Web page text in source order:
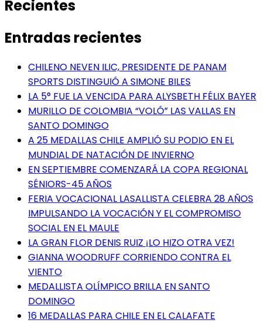
Recientes
Entradas recientes
CHILENO NEVEN ILIC, PRESIDENTE DE PANAM
SPORTS DISTINGUIÓ A SIMONE BILES
LA 5° FUE LA VENCIDA PARA ALYSBETH FÉLIX BAYER
MURILLO DE COLOMBIA “VOLÓ” LAS VALLAS EN
SANTO DOMINGO
A 25 MEDALLAS CHILE AMPLIÓ SU PODIO EN EL
MUNDIAL DE NATACIÓN DE INVIERNO
EN SEPTIEMBRE COMENZARÁ LA COPA REGIONAL
SÉNIORS-45 AÑOS
FERIA VOCACIONAL LASALLISTA CELEBRA 28 AÑOS
IMPULSANDO LA VOCACIÓN Y EL COMPROMISO
SOCIAL EN EL MAULE
LA GRAN FLOR DENIS RUIZ ¡LO HIZO OTRA VEZ!
GIANNA WOODRUFF CORRIENDO CONTRA EL
VIENTO
MEDALLISTA OLÍMPICO BRILLA EN SANTO
DOMINGO
16 MEDALLAS PARA CHILE EN EL CALAFATE